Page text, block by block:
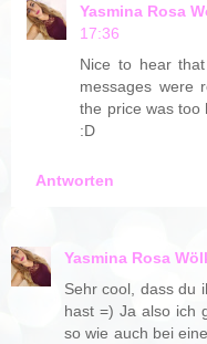
Yasmina Rosa
17:36
Nice to hear
messages were
the price was too
:D
Antworten
Yasmina Rosa
Sehr cool, dass du
hast =) Ja also ich
so wie auch bei